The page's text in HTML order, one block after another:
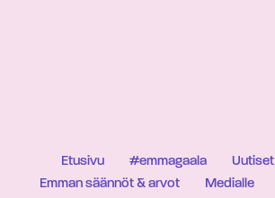
Etusivu #emmagaala Uutiset
Emman säännöt & arvot
Medialle